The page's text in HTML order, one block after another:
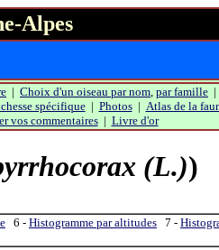
Alpes
| Choix d'un oiseau par nom, par famille |
spécifique| Photos| Atlas de la
vos commentaires| Livre d'or
(L.))
6 - Histogramme par altitudes 7 -